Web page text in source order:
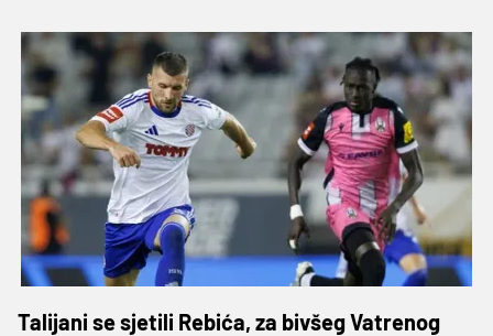
Talijani se sjetili Rebića, za bivšeg Vatrenog